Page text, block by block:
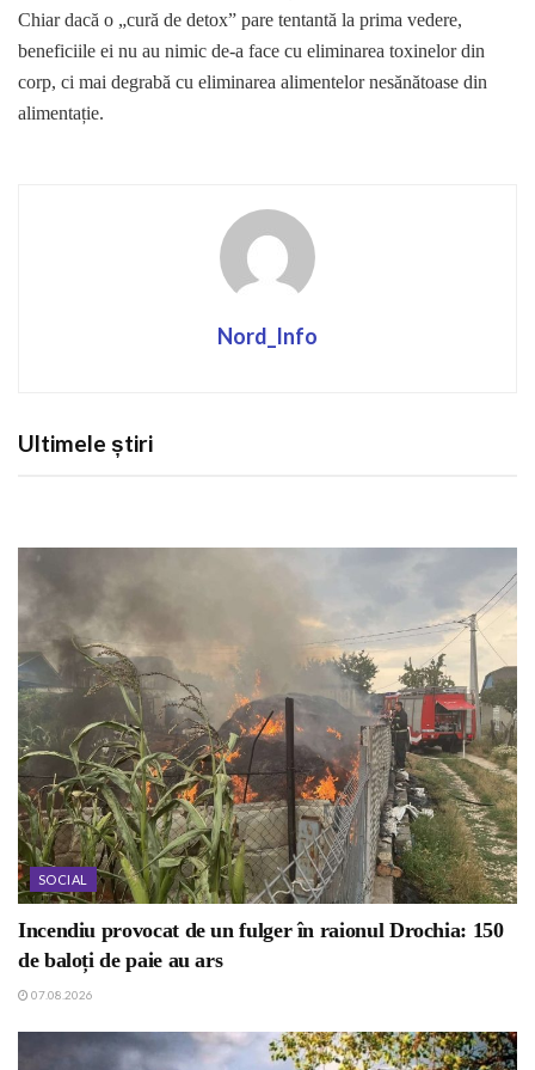
Chiar dacă o „cură de detox” pare tentantă la prima vedere,
beneficiile ei nu au nimic de-a face cu eliminarea toxinelor din
corp, ci mai degrabă cu eliminarea alimentelor nesănătoase din
alimentație.
Nord_Info
Ultimele știri
SOCIAL
Incendiu provocat de un fulger în raionul Drochia: 150
de baloți de paie au ars
07.08.2026